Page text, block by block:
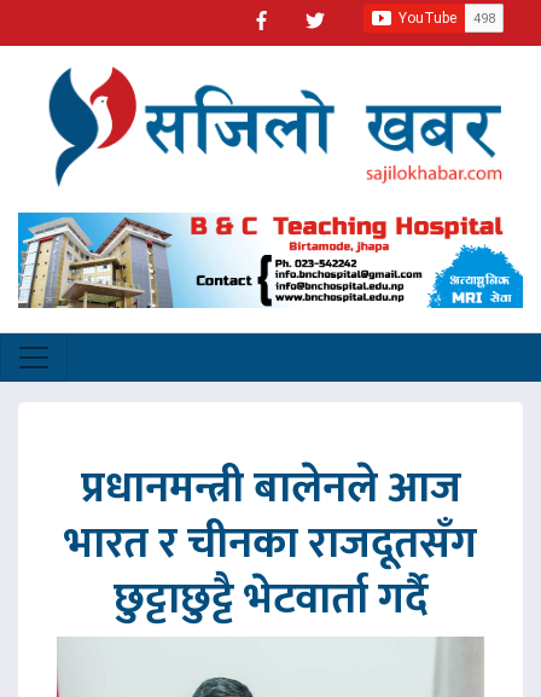
प्रधानमन्त्री बालेनले आज
भारत र चीनका राजदूतसँग
छुट्टाछुट्टै भेटवार्ता गर्दै